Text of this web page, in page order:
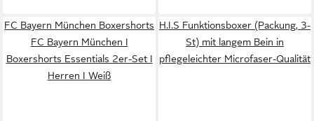
FC Bayern München Boxershorts
FC Bayern München I
Boxershorts Essentials 2er-Set I
Herren I Weiß
H.I.S Funktionsboxer (Packung, 3-
St) mit langem Bein in
pflegeleichter Microfaser-Qualität